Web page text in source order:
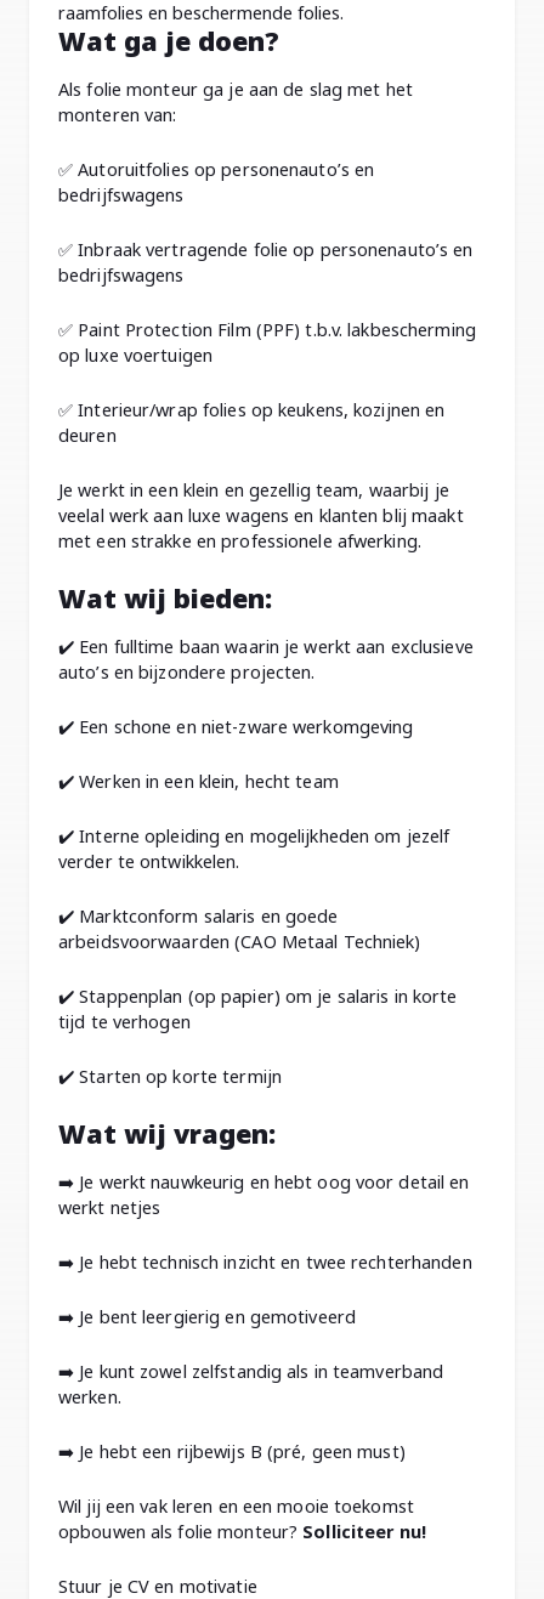
raamfolies en beschermende folies.
Wat ga je doen?
Als folie monteur ga je aan de slag met het
monteren van:
✅ Autoruitfolies op personenauto’s en
bedrijfswagens
✅ Inbraak vertragende folie op personenauto’s en
bedrijfswagens
✅ Paint Protection Film (PPF) t.b.v. lakbescherming
op luxe voertuigen
✅ Interieur/wrap folies op keukens, kozijnen en
deuren
Je werkt in een klein en gezellig team, waarbij je
veelal werk aan luxe wagens en klanten blij maakt
met een strakke en professionele afwerking.
Wat wij bieden:
✔️ Een fulltime baan waarin je werkt aan exclusieve
auto’s en bijzondere projecten.
✔️ Een schone en niet-zware werkomgeving
✔️ Werken in een klein, hecht team
✔️ Interne opleiding en mogelijkheden om jezelf
verder te ontwikkelen.
✔️ Marktconform salaris en goede
arbeidsvoorwaarden (CAO Metaal Techniek)
✔️ Stappenplan (op papier) om je salaris in korte
tijd te verhogen
✔️ Starten op korte termijn
Wat wij vragen:
➡️ Je werkt nauwkeurig en hebt oog voor detail en
werkt netjes
➡️ Je hebt technisch inzicht en twee rechterhanden
➡️ Je bent leergierig en gemotiveerd
➡️ Je kunt zowel zelfstandig als in teamverband
werken.
➡️ Je hebt een rijbewijs B (pré, geen must)
Wil jij een vak leren en een mooie toekomst
opbouwen als folie monteur? Solliciteer nu!
Stuur je CV en motivatie